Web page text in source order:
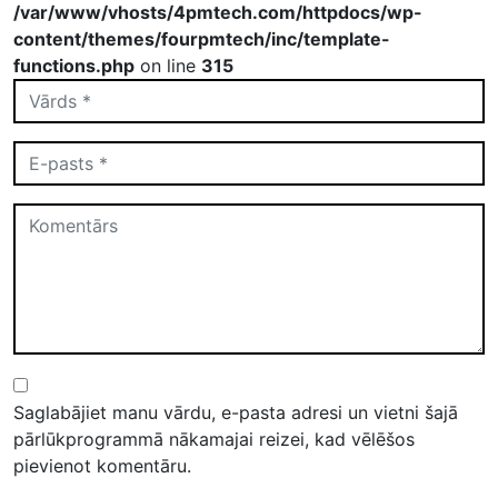
/var/www/vhosts/4pmtech.com/httpdocs/wp-
content/themes/fourpmtech/inc/template-
functions.php on line 315
Saglabājiet manu vārdu, e-pasta adresi un vietni šajā
pārlūkprogrammā nākamajai reizei, kad vēlēšos
pievienot komentāru.